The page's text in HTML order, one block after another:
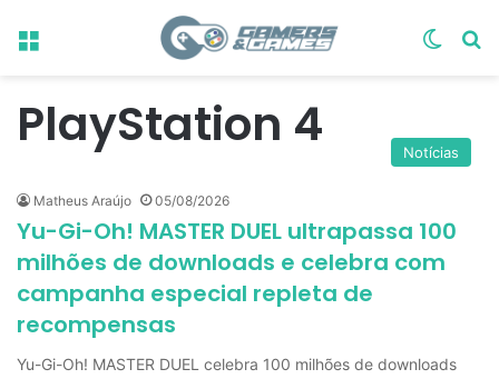
Menu
PlayStation 4 Notícias
Matheus Araújo 05/08/2026
Yu-Gi-Oh! MASTER DUEL ultrapassa 100
milhões de downloads e celebra com
campanha especial repleta de
recompensas
Yu-Gi-Oh! MASTER DUEL celebra 100 milhões de downloads